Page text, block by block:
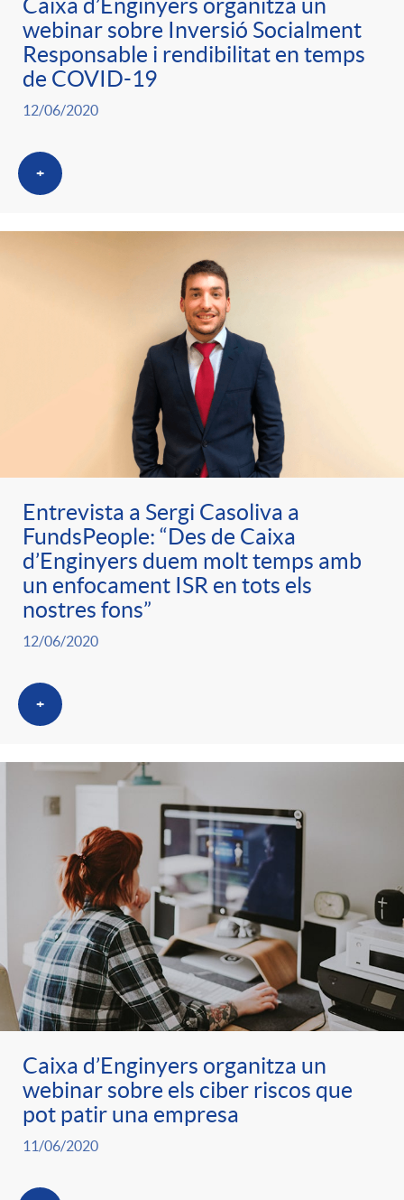
Caixa d’Enginyers organitza un
webinar sobre Inversió Socialment
Responsable i rendibilitat en temps
de COVID-19
12/06/2020
+
Entrevista a Sergi Casoliva a
FundsPeople: “Des de Caixa
d’Enginyers duem molt temps amb
un enfocament ISR en tots els
nostres fons”
12/06/2020
+
Caixa d’Enginyers organitza un
webinar sobre els ciber riscos que
pot patir una empresa
11/06/2020